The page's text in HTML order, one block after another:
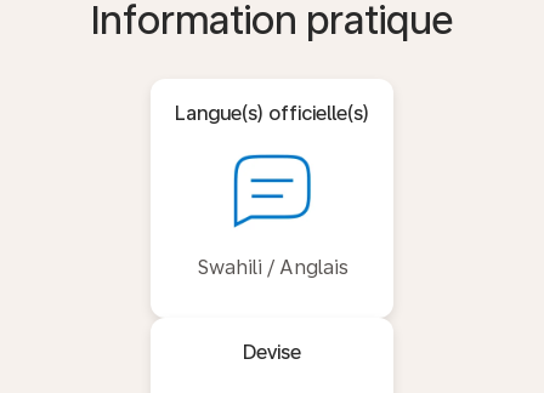
Information pratique
Langue(s) officielle(s)
Swahili / Anglais
Devise